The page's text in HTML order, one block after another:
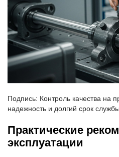
Подпись: Контроль качества на
надежность и долгий срок
Практические
эксплуатации